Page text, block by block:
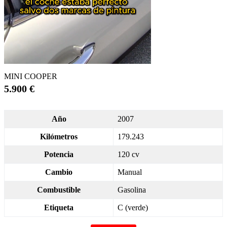
MINI COOPER
5.900 €
Año 2007
Kilómetros 179.243
Potencia 120 cv
Cambio Manual
Combustible Gasolina
Etiqueta C (verde)